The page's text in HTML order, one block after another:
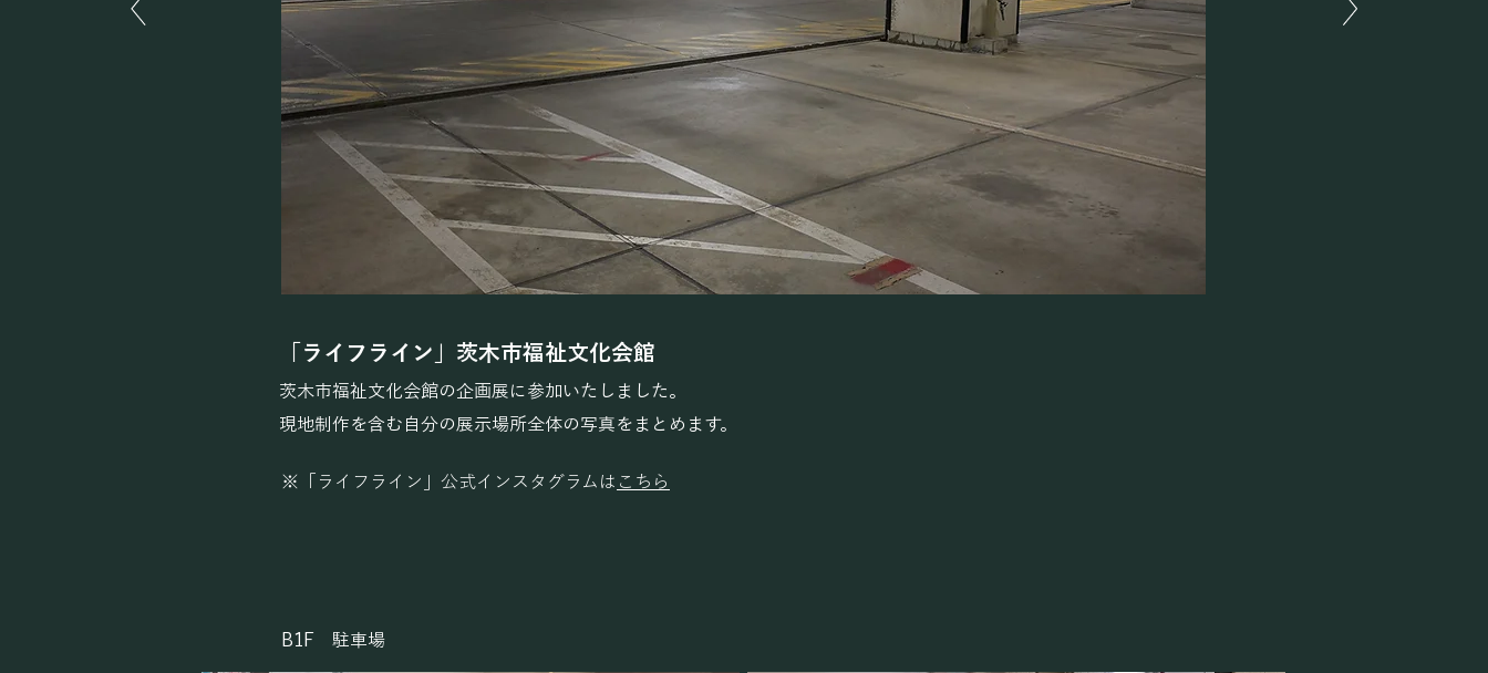
「ライフライン」茨木市福祉文化会館
​茨木市福祉文化会館の企画展に参加いたしました。
現地制作を含む自分の展示場所全体の写真をまとめます。
※「ライフライン」公式インスタグラムは こちら
​B1F 駐車場